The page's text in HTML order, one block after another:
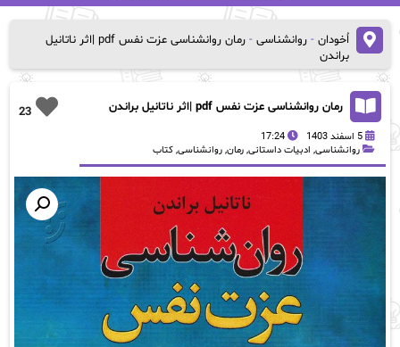
اُخودان- روانشناسی-
رمان روانشناسی عزت نفس pdf |اثر ناتانیل
براندن
23 رمان روانشناسی عزت نفس pdf |اثر ناتانیل براندن
5 اسفند 1403
17:24
روانشناسی, ادبیات داستانی, رمان, روانشناسی, کتاب